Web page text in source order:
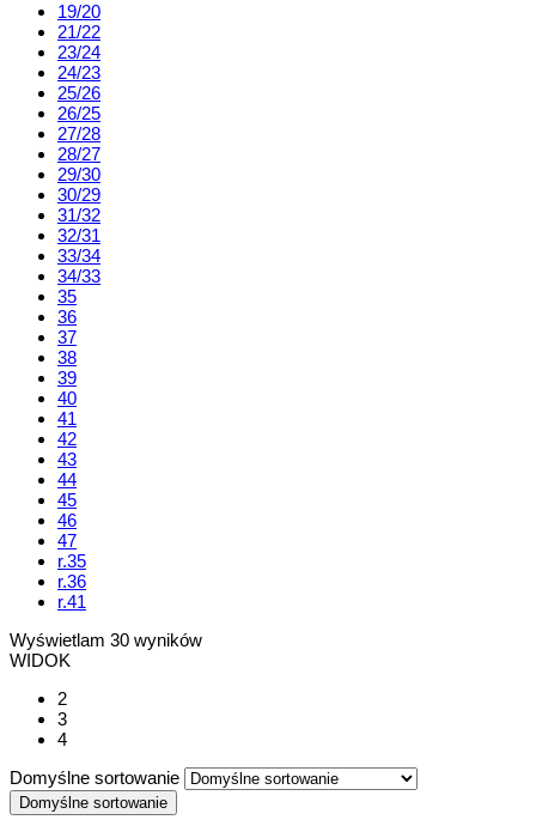
19/20
21/22
23/24
24/23
25/26
26/25
27/28
28/27
29/30
30/29
31/32
32/31
33/34
34/33
35
36
37
38
39
40
41
42
43
44
45
46
47
r.35
r.36
r.41
Wyświetlam 30 wyników
WIDOK
2
3
4
Domyślne sortowanie
Domyślne sortowanie